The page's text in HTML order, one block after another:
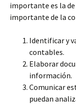
importante es la
importante de la
Identificar y
contables.
Elaborar
información.
Comunicar
puedan